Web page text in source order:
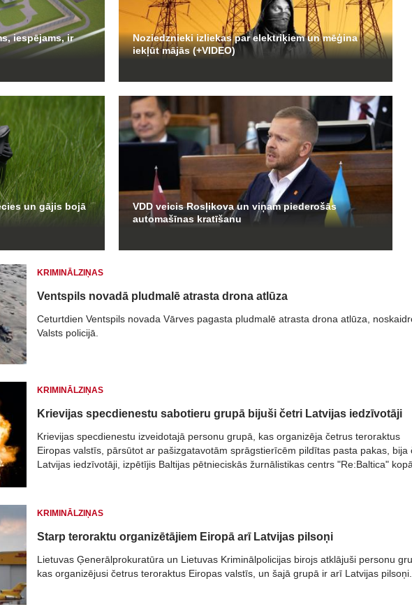
iespējams, ir
Noziedznieki izliekas par elektriķiem un mēģina
iekļūt mājās (+VIDEO)
un gājis bojā
VDD veicis Rosļikova un viņam piederošās
automašīnas kratīšanu
KRIMINĀLZIŅAS
Ventspils novadā pludmalē atrasta drona atlūza
Ceturtdien Ventspils novada Vārves pagasta pludmalē atrasta drona atlūza,
Valsts policijā.
KRIMINĀLZIŅAS
Krievijas specdienestu sabotieru grupā bijuši četri Latvijas iedzīvotāji
Krievijas specdienestu izveidotajā personu grupā, kas organizēja četrus teroraktus
Eiropas valstīs, pārsūtot ar pašizgatavotām sprāgstierīcēm pildītas pasta pakas, bija
Latvijas iedzīvotāji, izpētījis Baltijas pētnieciskās žurnālistikas centrs "Re:Baltica"
KRIMINĀLZIŅAS
Starp teroraktu organizētājiem Eiropā arī Latvijas pilsoņi
Lietuvas Ģenerālprokuratūra un Lietuvas Kriminālpolicijas birojs atklājuši personu
kas organizējusi četrus teroraktus Eiropas valstīs, un šajā grupā ir arī Latvijas pilsoņi.